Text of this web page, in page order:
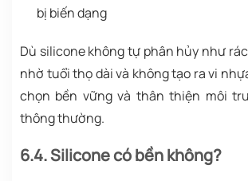
bị biến dạng
Dù silicone không tự phân hủy như
nhờ tuổi thọ dài và không tạo ra vi
chọn bền vững và thân thiện môi
thông thường.
6.4. Silicone có bền không?